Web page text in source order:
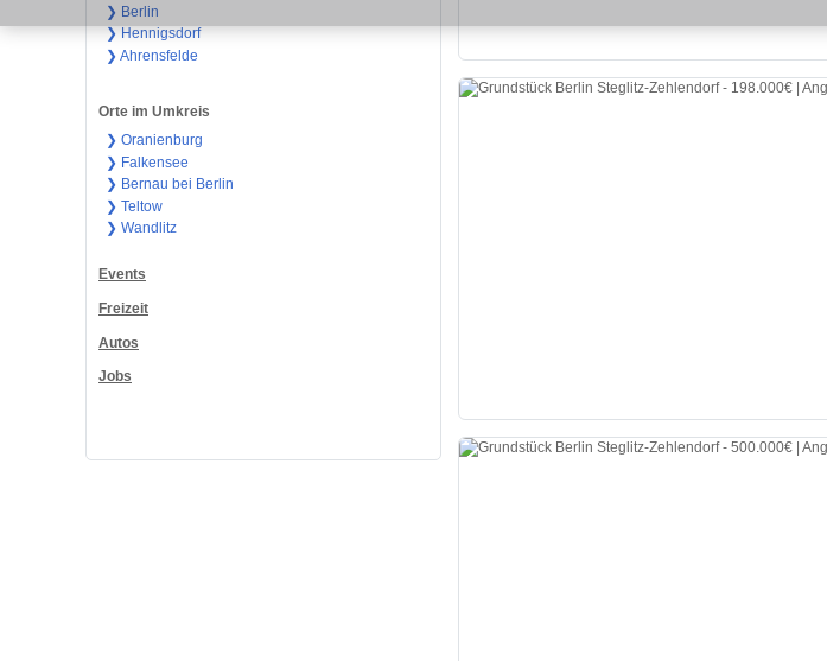
❯ Berlin
❯ Hennigsdorf
❯ Ahrensfelde
Orte im Umkreis
❯ Oranienburg
❯ Falkensee
❯ Bernau bei Berlin
❯ Teltow
❯ Wandlitz
Events
Freizeit
Autos
Jobs